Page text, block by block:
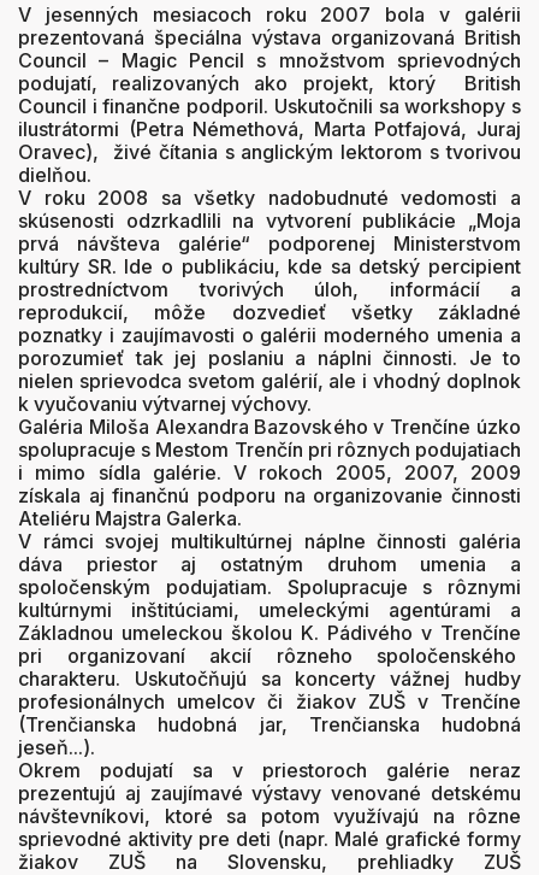
V jesenných mesiacoch roku 2007 bola v galérii
prezentovaná špeciálna výstava organizovaná British
Council – Magic Pencil s množstvom sprievodných
podujatí, realizovaných ako projekt, ktorý British
Council i finančne podporil. Uskutočnili sa workshopy s
ilustrátormi (Petra Némethová, Marta Potfajová, Juraj
Oravec), živé čítania s anglickým lektorom s tvorivou
dielňou.
V roku 2008 sa všetky nadobudnuté vedomosti a
skúsenosti odzrkadlili na vytvorení publikácie „Moja
prvá návšteva galérie“ podporenej Ministerstvom
kultúry SR. Ide o publikáciu, kde sa detský percipient
prostredníctvom tvorivých úloh, informácií a
reprodukcií, môže dozvedieť všetky základné
poznatky i zaujímavosti o galérii moderného umenia a
porozumieť tak jej poslaniu a náplni činnosti. Je to
nielen sprievodca svetom galérií, ale i vhodný doplnok
k vyučovaniu výtvarnej výchovy.
Galéria Miloša Alexandra Bazovského v Trenčíne úzko
spolupracuje s Mestom Trenčín pri rôznych podujatiach
i mimo sídla galérie. V rokoch 2005, 2007, 2009
získala aj finančnú podporu na organizovanie činnosti
Ateliéru Majstra Galerka.
V rámci svojej multikultúrnej náplne činnosti galéria
dáva priestor aj ostatným druhom umenia a
spoločenským podujatiam. Spolupracuje s rôznymi
kultúrnymi inštitúciami, umeleckými agentúrami a
Základnou umeleckou školou K. Pádivého v Trenčíne
pri organizovaní akcií rôzneho spoločenského
charakteru. Uskutočňujú sa koncerty vážnej hudby
profesionálnych umelcov či žiakov ZUŠ v Trenčíne
(Trenčianska hudobná jar, Trenčianska hudobná
jeseň...).
Okrem podujatí sa v priestoroch galérie neraz
prezentujú aj zaujímavé výstavy venované detskému
návštevníkovi, ktoré sa potom využívajú na rôzne
sprievodné aktivity pre deti (napr. Malé grafické formy
žiakov ZUŠ na Slovensku, prehliadky ZUŠ